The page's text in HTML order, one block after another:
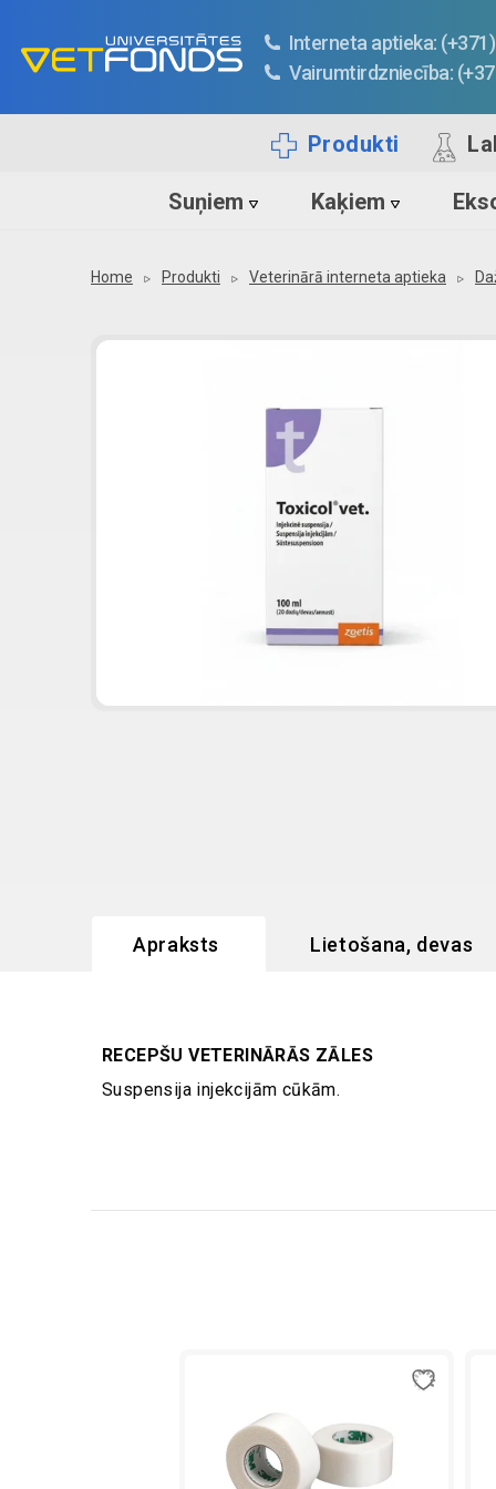
Interneta aptieka:
Vairumtirdzniecība:
Produkti
Suņiem Kaķiem
Home Produkti Veterinārā interneta aptieka
Apraksts Lietošana, devas
RECEPŠU VETERINĀRĀS ZĀLES
Suspensija injekcijām cūkām.